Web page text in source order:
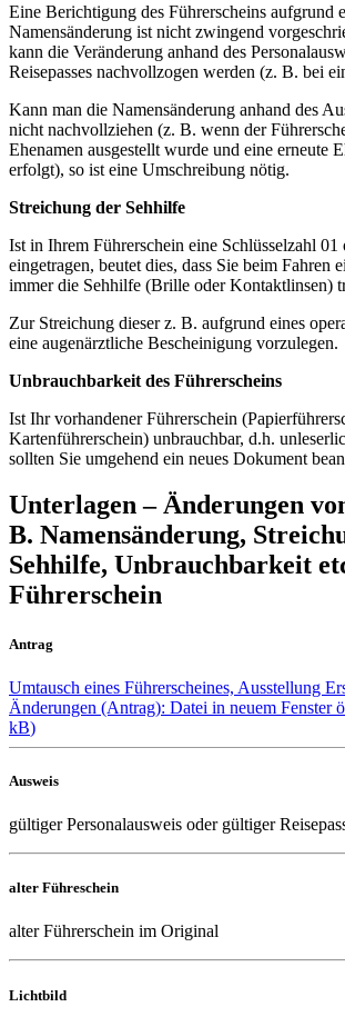
Eine Berichtigung des Führerscheins aufgrund
Namensänderung ist nicht zwingend
kann die Veränderung anhand des
Reisepasses nachvollzogen werden (z. B. bei
Kann man die Namensänderung anhand des
nicht nachvollziehen (z. B. wenn der
Ehenamen ausgestellt wurde und eine erneute
erfolgt), so ist eine Umschreibung nötig.
Streichung der Sehhilfe
Ist in Ihrem Führerschein eine Schlüsselzahl 01
eingetragen, beutet dies, dass Sie beim Fahren
immer die Sehhilfe (Brille oder Kontaktlinsen)
Zur Streichung dieser z. B. aufgrund eines
eine augenärztliche Bescheinigung vorzulegen.
Unbrauchbarkeit des Führerscheins
Ist Ihr vorhandener Führerschein
Kartenführerschein) unbrauchbar, d.h.
sollten Sie umgehend ein neues Dokument
Unterlagen – Änderungen
B. Namensänderung,
Sehhilfe, Unbrauchbarkeit
Führerschein
Antrag
Umtausch eines Führerscheines, Ausstellung
Änderungen (Antrag): Datei in neuem Fenster
kB)
Ausweis
gültiger Personalausweis oder gültiger
alter Führeschein
alter Führerschein im Original
Lichtbild